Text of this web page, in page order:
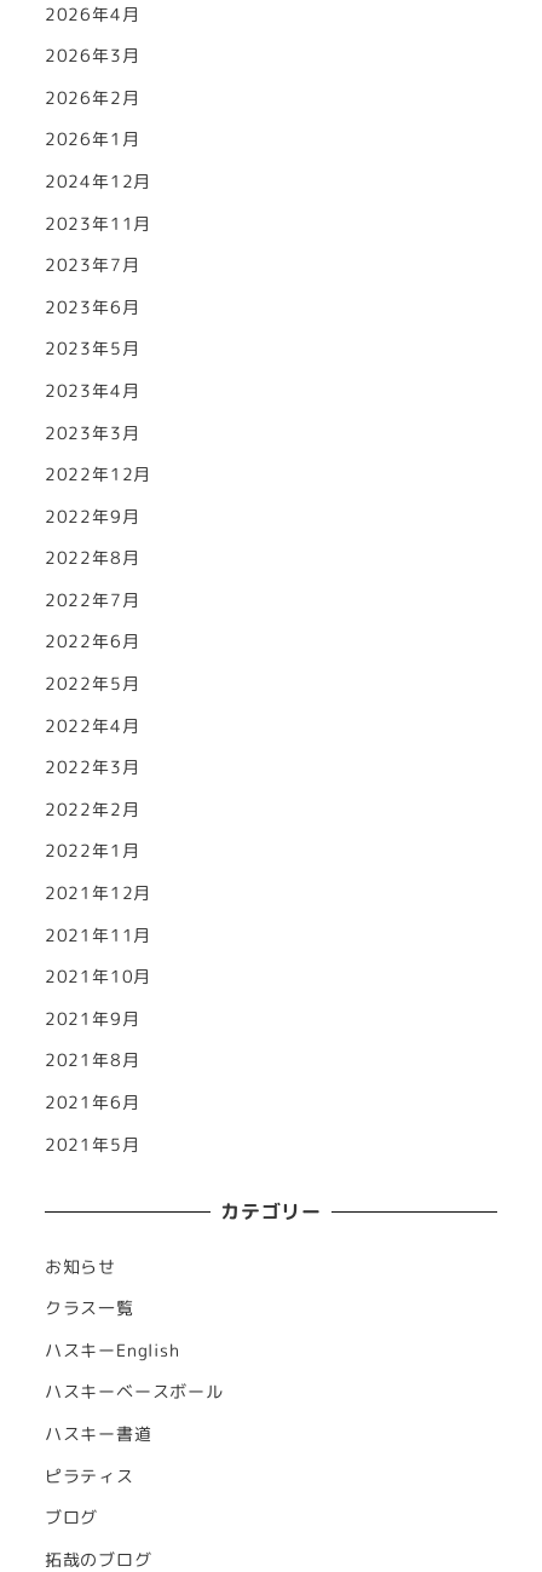
2026年4月
2026年3月
2026年2月
2026年1月
2024年12月
2023年11月
2023年7月
2023年6月
2023年5月
2023年4月
2023年3月
2022年12月
2022年9月
2022年8月
2022年7月
2022年6月
2022年5月
2022年4月
2022年3月
2022年2月
2022年1月
2021年12月
2021年11月
2021年10月
2021年9月
2021年8月
2021年6月
2021年5月
カテゴリー
お知らせ
クラス一覧
ハスキーEnglish
ハスキーベースボール
ハスキー書道
ピラティス
ブログ
拓哉のブログ